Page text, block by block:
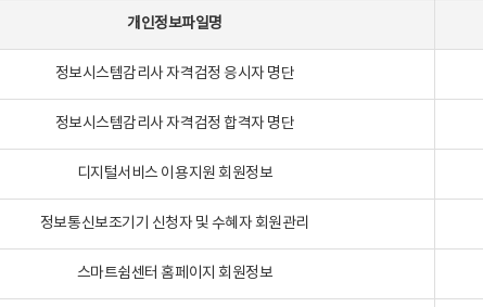
개인정보파일명
정보시스템감리사 자격검정 응시자 명단
정보시스템감리사 자격검정 합격자 명단
디지털서비스 이용지원 회원정보
정보통신보조기기 신청자 및 수혜자 회원관리
스마트쉼센터 홈페이지 회원정보